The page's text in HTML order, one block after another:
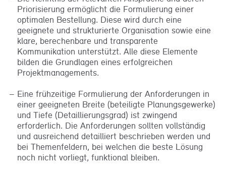
Priorisierung ermöglicht die Formulierung einer
optimalen Bestellung. Diese wird durch eine
geeignete und strukturierte Organisation sowie eine
klare, berechenbare und transparente
Kommunikation unterstützt. Alle diese Elemente
bilden die Grundlagen eines erfolgreichen
Projektmanagements.
Eine frühzeitige Formulierung der Anforderungen in
einer geeigneten Breite (beteiligte Planungsgewerke)
und Tiefe (Detaillierungsgrad) ist zwingend
erforderlich. Die Anforderungen sollten vollständig
und ausreichend detailliert beschrieben werden und
bei Themenfeldern, bei welchen die beste Lösung
noch nicht vorliegt, funktional bleiben.